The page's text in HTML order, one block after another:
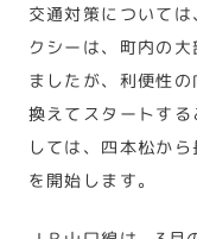
交通対策について
クシーは、町内の
ましたが、利便性
換えてスタートす
しては、四本松か
を開始します。